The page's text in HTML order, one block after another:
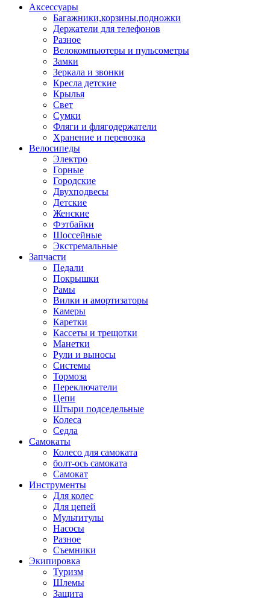
Аксессуары
Багажники,корзины,подножки
Держатели для телефонов
Разное
Велокомпьютеры и пульсометры
Замки
Зеркала и звонки
Кресла детские
Крылья
Свет
Сумки
Фляги и флягодержатели
Хранение и перевозка
Велосипеды
Электро
Горные
Городские
Двухподвесы
Детские
Женские
Фэтбайки
Шоссейные
Экстремальные
Запчасти
Педали
Покрышки
Рамы
Вилки и амортизаторы
Камеры
Каретки
Кассеты и трещотки
Манетки
Рули и выносы
Системы
Тормоза
Переключатели
Цепи
Штыри подседельные
Колеса
Седла
Самокаты
Колесо для самоката
болт-ось самоката
Самокат
Инструменты
Для колес
Для цепей
Мультитулы
Насосы
Разное
Съемники
Экипировка
Туризм
Шлемы
Защита